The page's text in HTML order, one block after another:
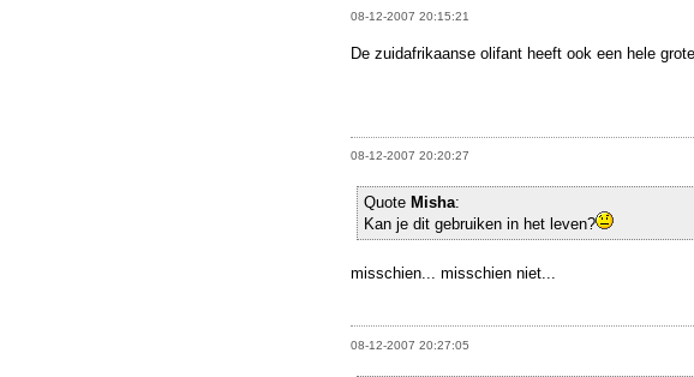
08-12-2007 20:15:21
De zuidafrikaanse olifant heeft ook een hele
08-12-2007 20:20:27
Quote Misha:
Kan je dit gebruiken in het leven?
misschien... misschien niet...
08-12-2007 20:27:05